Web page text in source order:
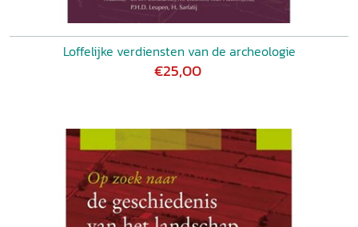
Loffelijke verdiensten van de archeologie
€25,00